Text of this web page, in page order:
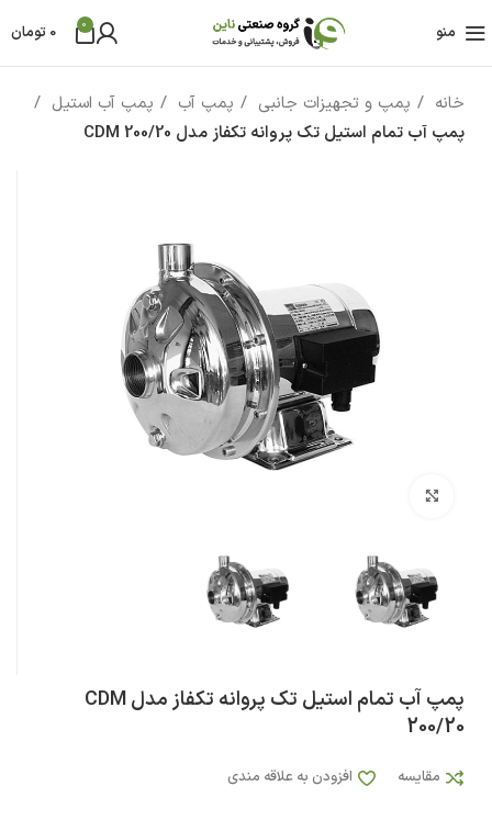
منو 0
0 تومان
خانه پمپ و تجهیزات جانبی پمپ آب
پمپ آب استیل
پمپ آب تمام استیل تک پروانه تکفاز مدل CDM 200/20
پمپ آب تمام استیل تک پروانه تکفاز مدل CDM
200/20
مقایسه افزودن به علاقه مندی